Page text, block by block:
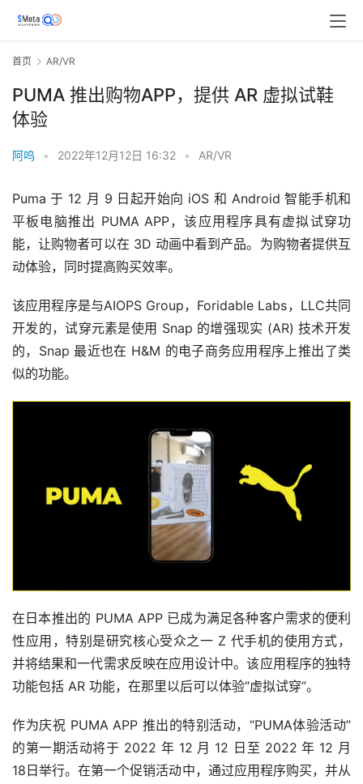
首页 AR/VR
PUMA 推出购物APP，提供 AR 虚拟试鞋
体验
阿呜 • 2022年12月12日 16:32 • AR/VR
Puma 于 12 月 9 日起开始向 iOS 和 Android 智能手机和
平板电脑推出 PUMA APP，该应用程序具有虚拟试穿功
能，让购物者可以在 3D 动画中看到产品。为购物者提供互
动体验，同时提高购买效率。
该应用程序是与AIOPS Group，Foridable Labs，LLC共同
开发的，试穿元素是使用 Snap 的增强现实 (AR) 技术开发
的，Snap 最近也在 H&M 的电子商务应用程序上推出了类
似的功能。
在日本推出的 PUMA APP 已成为满足各种客户需求的便利
性应用，特别是研究核心受众之一 Z 代手机的使用方式，
并将结果和一代需求反映在应用设计中。该应用程序的独特
功能包括 AR 功能，在那里以后可以体验“虚拟试穿”。
作为庆祝 PUMA APP 推出的特别活动，“PUMA体验活动”
的第一期活动将于 2022 年 12 月 12 日至 2022 年 12 月
18日举行。在第一个促销活动中，通过应用程序购买，并从